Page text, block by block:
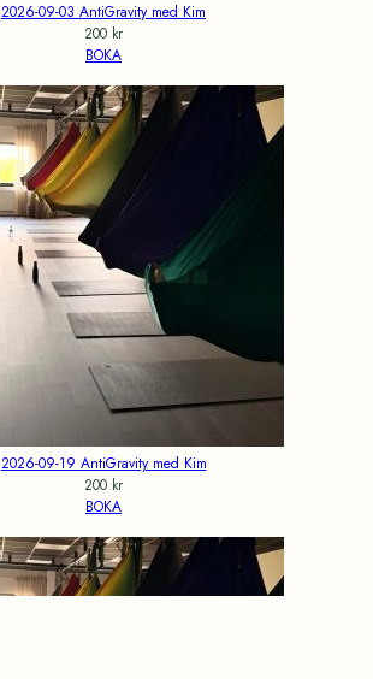
2026-09-03 AntiGravity med Kim
200 kr
BOKA
2026-09-19 AntiGravity med Kim
200 kr
BOKA